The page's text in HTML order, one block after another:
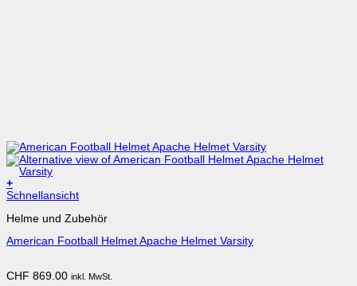
+
Dieses
weist
Varianten
Optionen
Schnellansicht
Helme und Zubehör
American Football Helmet Apache Helmet Varsity
CHF 869.00 inkl. MwSt.